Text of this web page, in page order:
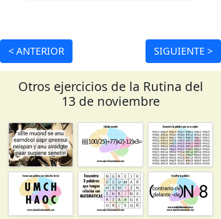
<ANTERIOR SIGUIENTE >
Otros ejercicios de la Rutina del
13 de noviembre